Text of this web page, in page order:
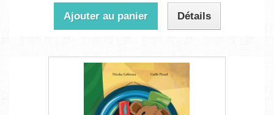
Ajouter au panier Détails